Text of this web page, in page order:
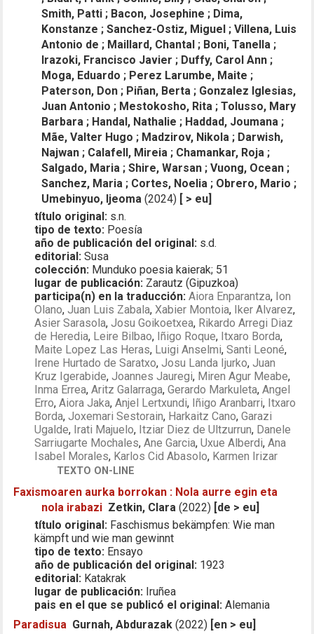
Smith, Patti ; Bacon, Josephine ; Dima,
Konstanze ; Sanchez-Ostiz, Miguel ; Villena, Luis
Antonio de ; Maillard, Chantal ; Boni, Tanella ;
Irazoki, Francisco Javier ; Duffy, Carol Ann ;
Moga, Eduardo ; Perez Larumbe, Maite ;
Paterson, Don ; Piñan, Berta ; Gonzalez Iglesias,
Juan Antonio ; Mestokosho, Rita ; Tolusso, Mary
Barbara ; Handal, Nathalie ; Haddad, Joumana ;
Mãe, Valter Hugo ; Madzirov, Nikola ; Darwish,
Najwan ; Calafell, Mireia ; Chamankar, Roja ;
Salgado, Maria ; Shire, Warsan ; Vuong, Ocean ;
Sanchez, Maria ; Cortes, Noelia ; Obrero, Mario ;
Umebinyuo, Ijeoma (2024) [ > eu]
título original: s.n.
tipo de texto: Poesía
año de publicación del original: s.d.
editorial: Susa
colección: Munduko poesia kaierak; 51
lugar de publicación: Zarautz (Gipuzkoa)
participa(n) en la traducción: Aiora Enparantza, Ion
Olano,Juan Luis Zabala, Xabier Montoia, Iker Alvarez,
Asier Sarasola,Josu Goikoetxea, Rikardo Arregi Diaz
de Heredia, Leire Bilbao, Iñigo Roque, Itxaro Borda,
Maite Lopez Las Heras, Luigi Anselmi,Santi Leoné,
Irene Hurtado de Saratxo,Josu Landa Ijurko,Juan
Kruz Igerabide,Joannes Jauregi, Miren Agur Meabe,
Inma Errea,Aritz Galarraga,Gerardo Markuleta,Angel
Erro,Aiora Jaka,Anjel Lertxundi, Iñigo Aranbarri, Itxaro
Borda,Joxemari Sestorain, Harkaitz Cano,Garazi
Ugalde, Irati Majuelo, Itziar Diez de Ultzurrun, Danele
Sarriugarte Mochales,Ane Garcia,Uxue Alberdi,Ana
Isabel Morales, Karlos Cid Abasolo, Karmen Irizar
TEXTO ON-LINE
Faxismoaren aurka borrokan : Nola aurre egin eta
nola irabazi Zetkin, Clara (2022) [de > eu]
título original: Faschismus bekämpfen: Wie man
kämpft und wie man gewinnt
tipo de texto: Ensayo
año de publicación del original: 1923
editorial: Katakrak
lugar de publicación: Iruñea
pais en el que se publicó el original: Alemania
Paradisua Gurnah, Abdurazak (2022) [en > eu]